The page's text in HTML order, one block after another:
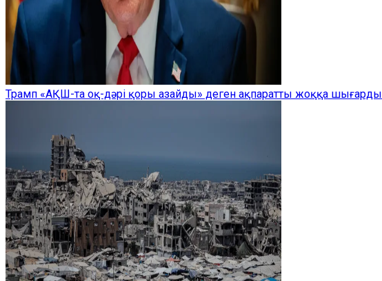
Трамп «АҚШ-та оқ-дәрі қоры азайды» деген ақпаратты жоққа шығарды